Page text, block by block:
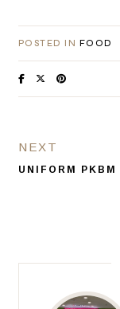
POSTED IN FOOD
NEXT
UNIFORM PKBM